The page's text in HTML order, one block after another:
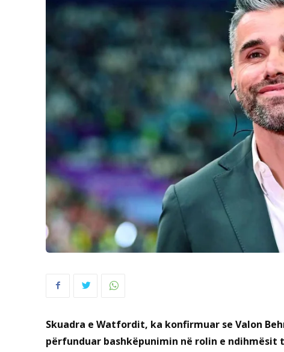
Skuadra e Watfordit, ka konfirmuar se Valon
përfunduar bashkëpunimin në rolin e